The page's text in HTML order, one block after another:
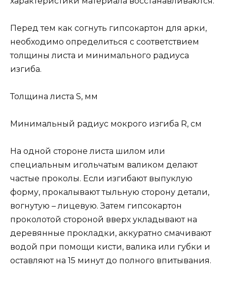
Перед тем как согнуть гипсокартон для арки,
необходимо определиться с соответствием
толщины листа и минимального радиуса
изгиба.
Толщина листа S, мм
Минимальный радиус мокрого изгиба R, см
На одной стороне листа шилом или
специальным игольчатым валиком делают
частые проколы. Если изгибают выпуклую
форму, прокалывают тыльную сторону детали,
вогнутую – лицевую. Затем гипсокартон
проколотой стороной вверх укладывают на
деревянные прокладки, аккуратно смачивают
водой при помощи кисти, валика или губки и
оставляют на 15 минут до полного впитывания.